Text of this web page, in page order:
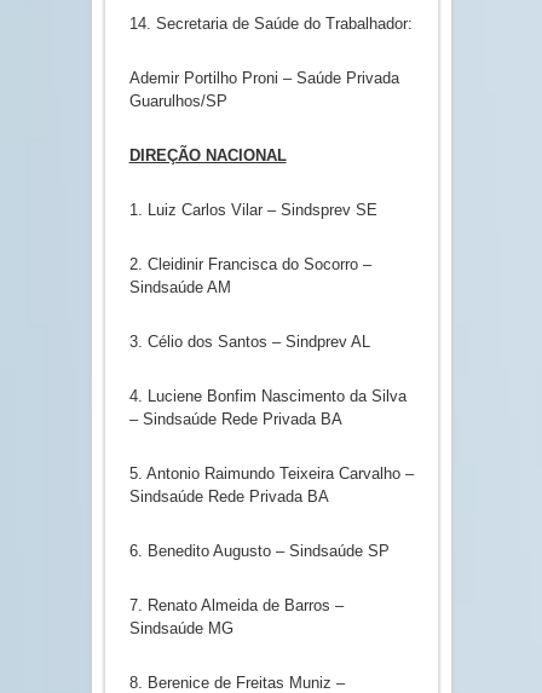
14. Secretaria de Saúde do Trabalhador:
Ademir Portilho Proni – Saúde Privada
Guarulhos/SP
DIREÇÃO NACIONAL
1. Luiz Carlos Vilar – Sindsprev SE
2. Cleidinir Francisca do Socorro –
Sindsaúde AM
3. Célio dos Santos – Sindprev AL
4. Luciene Bonfim Nascimento da Silva
– Sindsaúde Rede Privada BA
5. Antonio Raimundo Teixeira Carvalho –
Sindsaúde Rede Privada BA
6. Benedito Augusto – Sindsaúde SP
7. Renato Almeida de Barros –
Sindsaúde MG
8. Berenice de Freitas Muniz –